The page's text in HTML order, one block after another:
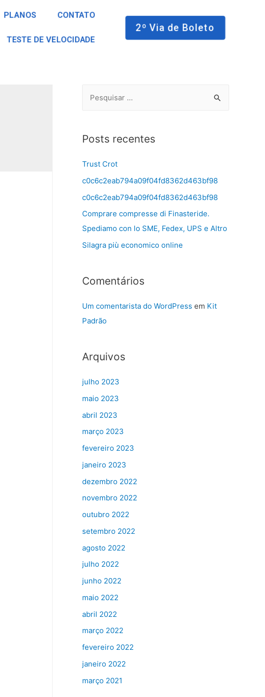
PLANOS CONTATO
TESTE DE VELOCIDADE
2º Via de Boleto
Posts recentes
Trust Crot
c0c6c2eab794a09f04fd8362d463bf98
c0c6c2eab794a09f04fd8362d463bf98
Comprare compresse di Finasteride.
Spediamo con lo SME, Fedex, UPS e Altro
Silagra più economico online
Comentários
Um comentarista do WordPress em Kit
Padrão
Arquivos
julho 2023
maio 2023
abril 2023
março 2023
fevereiro 2023
janeiro 2023
dezembro 2022
novembro 2022
outubro 2022
setembro 2022
agosto 2022
julho 2022
junho 2022
maio 2022
abril 2022
março 2022
fevereiro 2022
janeiro 2022
março 2021